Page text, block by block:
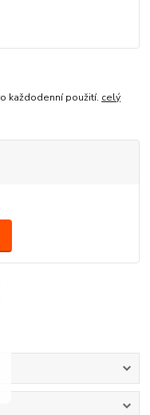
každodenní použití. celý